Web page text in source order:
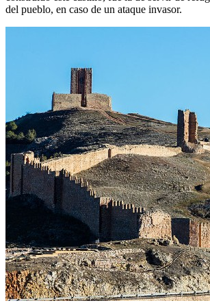
del pueblo, en caso de un ataque invasor.